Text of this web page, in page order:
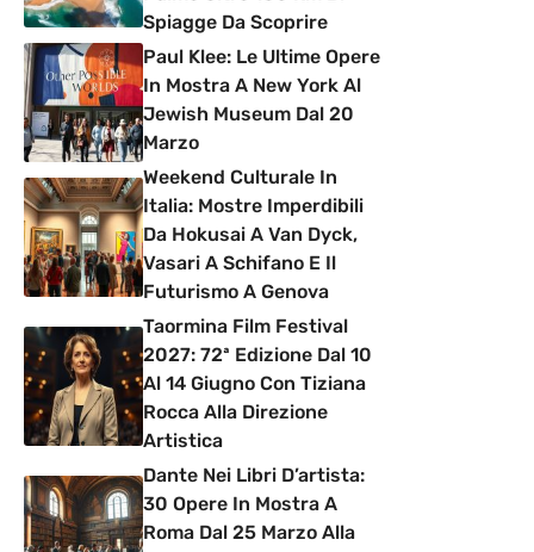
Spiagge Da Scoprire
Paul Klee: Le Ultime Opere
In Mostra A New York Al
Jewish Museum Dal 20
Marzo
Weekend Culturale In
Italia: Mostre Imperdibili
Da Hokusai A Van Dyck,
Vasari A Schifano E Il
Futurismo A Genova
Taormina Film Festival
2027: 72ª Edizione Dal 10
Al 14 Giugno Con Tiziana
Rocca Alla Direzione
Artistica
Dante Nei Libri D’artista:
30 Opere In Mostra A
Roma Dal 25 Marzo Alla